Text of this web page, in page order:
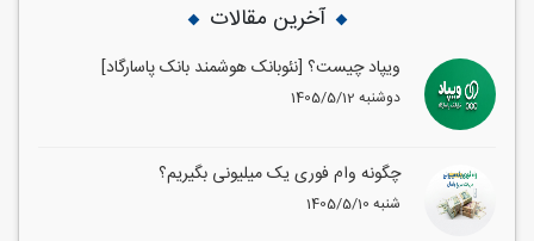
آخرین مقالات
ویپاد چیست؟ [نئوبانک هوشمند بانک پاسارگاد]
1405/5/12 دوشنبه
چگونه وام فوری یک میلیونی بگیریم؟
1405/5/10 شنبه